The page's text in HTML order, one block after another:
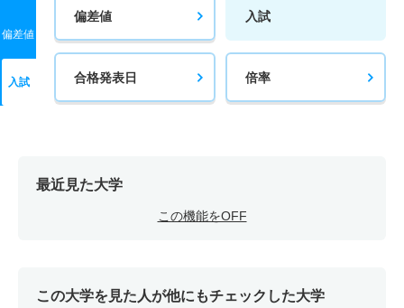
偏差値
入試
偏差値 入試
合格発表日 倍率
最近見た大学
この機能をOFF
この大学を見た人が他にもチェックした大学